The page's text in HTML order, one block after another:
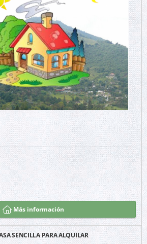
Más información
SENCILLA PARA ALQUILAR